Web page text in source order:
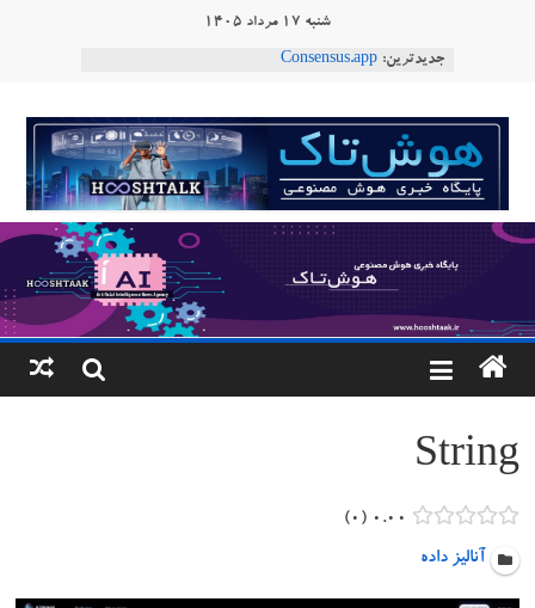
شنبه ۱۷ مرداد ۱۴۰۵
جدیدترین: Consensus.app
طبیعی فارسی
ربات «Aru» محصول شرکت فرانسوی Nio
Robotics
ربات T‑800
هوشتاک
پایگاه
خبری
هوش
مصنوعی
www.hooshtaak.ir
String
۰.۰۰ ۰
آنالیز داده